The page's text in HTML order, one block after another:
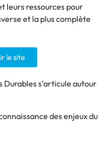
leurs ressources pour
et la plus complète
le site
s’articule autour
des enjeux du